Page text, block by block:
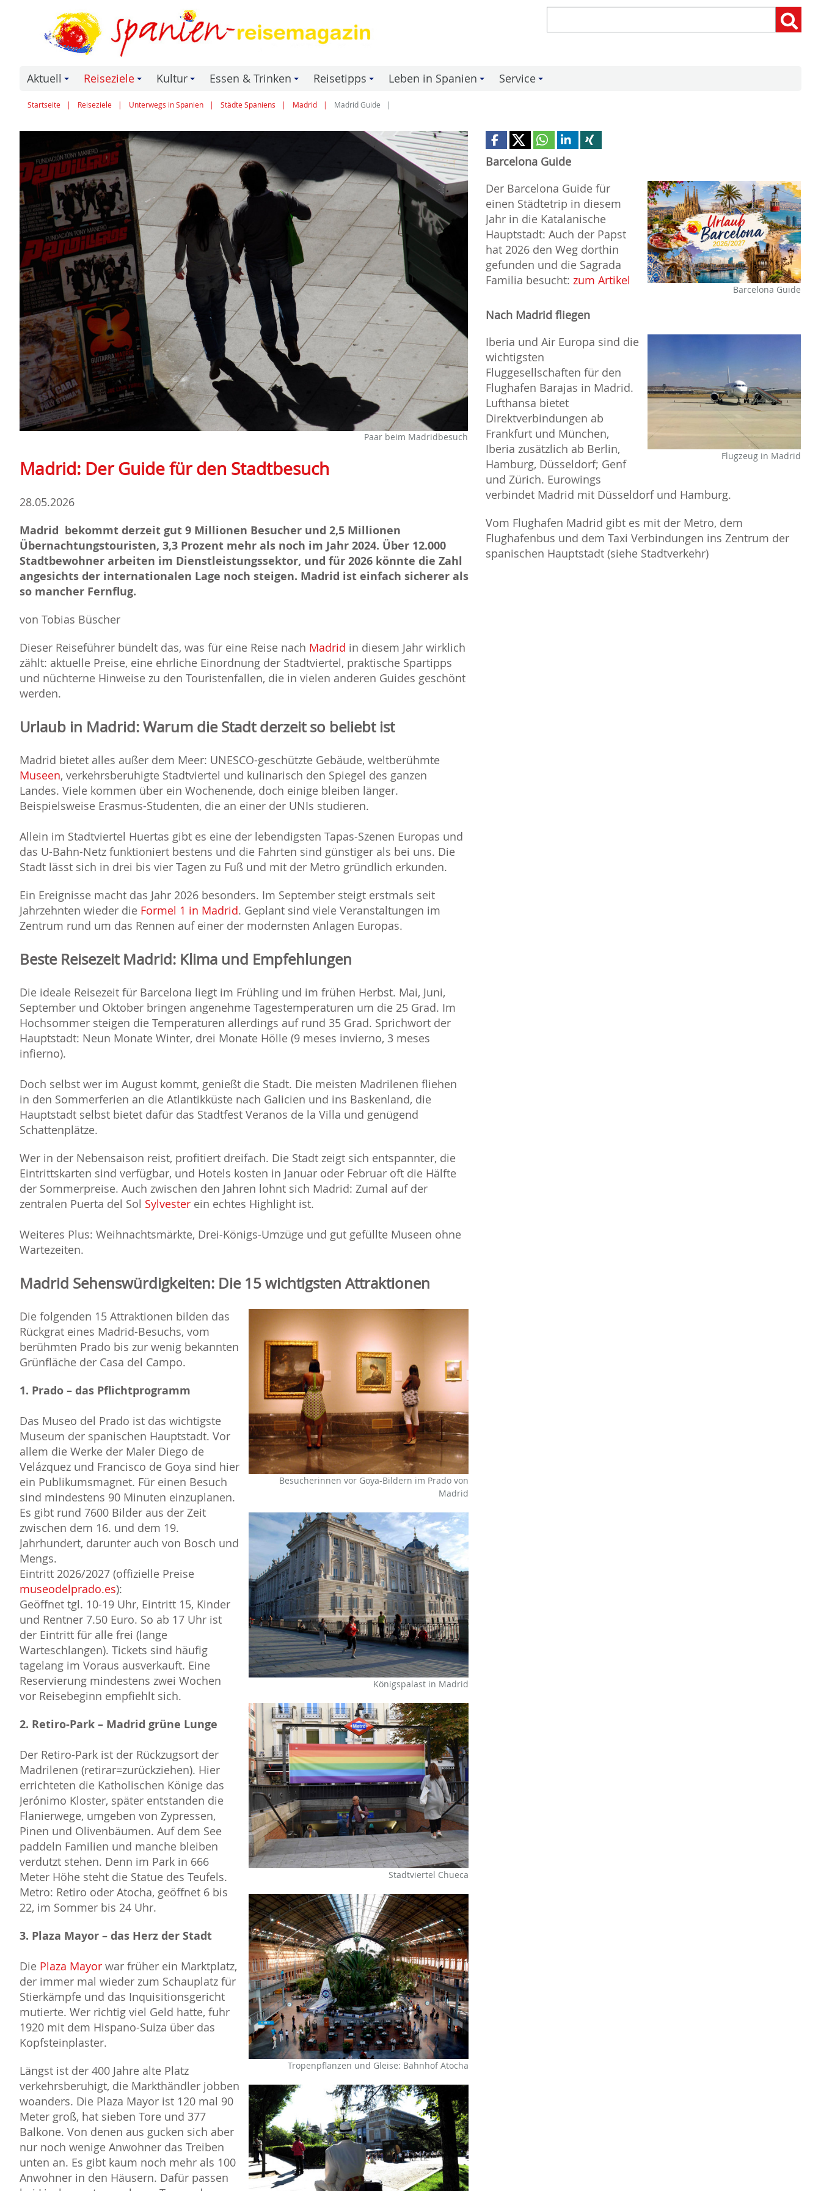
Suchen:
Aktuell Reiseziele Kultur Essen & Trinken Reisetipps Leben in Spanien Service
Startseite Reiseziele Unterwegs in Spanien Städte Spaniens Madrid Madrid Guide
Paar beim Madridbesuch
Madrid: Der Guide für den Stadtbesuch
28.05.2026
Madrid bekommt derzeit gut 9 Millionen Besucher und 2,5 Millionen
Übernachtungstouristen, 3,3 Prozent mehr als noch im Jahr 2024. Über 12.000
Stadtbewohner arbeiten im Dienstleistungssektor, und für 2026 könnte die Zahl
angesichts der internationalen Lage noch steigen. Madrid ist einfach sicherer als
so mancher Fernflug.
von Tobias Büscher
Dieser Reiseführer bündelt das, was für eine Reise nach Madrid in diesem Jahr wirklich
zählt: aktuelle Preise, eine ehrliche Einordnung der Stadtviertel, praktische Spartipps
und nüchterne Hinweise zu den Touristenfallen, die in vielen anderen Guides geschönt
werden.
Urlaub in Madrid: Warum die Stadt derzeit so beliebt ist
Madrid bietet alles außer dem Meer: UNESCO-geschützte Gebäude, weltberühmte
Museen, verkehrsberuhigte Stadtviertel und kulinarisch den Spiegel des ganzen
Landes. Viele kommen über ein Wochenende, doch einige bleiben länger.
Beispielsweise Erasmus-Studenten, die an einer der UNIs studieren.
Allein im Stadtviertel Huertas gibt es eine der lebendigsten Tapas-Szenen Europas und
das U-Bahn-Netz funktioniert bestens und die Fahrten sind günstiger als bei uns. Die
Stadt lässt sich in drei bis vier Tagen zu Fuß und mit der Metro gründlich erkunden.
Ein Ereignisse macht das Jahr 2026 besonders. Im September steigt erstmals seit
Jahrzehnten wieder die Formel 1 in Madrid. Geplant sind viele Veranstaltungen im
Zentrum rund um das Rennen auf einer der modernsten Anlagen Europas.
Beste Reisezeit Madrid: Klima und Empfehlungen
Die ideale Reisezeit für Barcelona liegt im Frühling und im frühen Herbst. Mai, Juni,
September und Oktober bringen angenehme Tagestemperaturen um die 25 Grad. Im
Hochsommer steigen die Temperaturen allerdings auf rund 35 Grad. Sprichwort der
Hauptstadt: Neun Monate Winter, drei Monate Hölle (9 meses invierno, 3 meses
infierno).
Doch selbst wer im August kommt, genießt die Stadt. Die meisten Madrilenen fliehen
in den Sommerferien an die Atlantikküste nach Galicien und ins Baskenland, die
Hauptstadt selbst bietet dafür das Stadtfest Veranos de la Villa und genügend
Schattenplätze.
Wer in der Nebensaison reist, profitiert dreifach. Die Stadt zeigt sich entspannter, die
Eintrittskarten sind verfügbar, und Hotels kosten in Januar oder Februar oft die Hälfte
der Sommerpreise. Auch zwischen den Jahren lohnt sich Madrid: Zumal auf der
zentralen Puerta del Sol Sylvester ein echtes Highlight ist.
Weiteres Plus: Weihnachtsmärkte, Drei-Königs-Umzüge und gut gefüllte Museen ohne
Wartezeiten.
Madrid Sehenswürdigkeiten: Die 15 wichtigsten Attraktionen
Besucherinnen vor Goya-Bildern im Prado von
Madrid
Königspalast in Madrid
Stadtviertel Chueca
Tropenpflanzen und Gleise: Bahnhof Atocha
Die folgenden 15 Attraktionen bilden das
Rückgrat eines Madrid-Besuchs, vom
berühmten Prado bis zur wenig bekannten
Grünfläche der Casa del Campo.
1. Prado – das Pflichtprogramm
Das Museo del Prado ist das wichtigste
Museum der spanischen Hauptstadt. Vor
allem die Werke der Maler Diego de
Velázquez und Francisco de Goya sind hier
ein Publikumsmagnet. Für einen Besuch
sind mindestens 90 Minuten einzuplanen.
Es gibt rund 7600 Bilder aus der Zeit
zwischen dem 16. und dem 19.
Jahrhundert, darunter auch von Bosch und
Mengs.
Eintritt 2026/2027 (offizielle Preise
museodelprado.es):
Geöffnet tgl. 10-19 Uhr, Eintritt 15, Kinder
und Rentner 7.50 Euro. So ab 17 Uhr ist
der Eintritt für alle frei (lange
Warteschlangen). Tickets sind häufig
tagelang im Voraus ausverkauft. Eine
Reservierung mindestens zwei Wochen
vor Reisebeginn empfiehlt sich.
2. Retiro-Park – Madrid grüne Lunge
Der Retiro-Park ist der Rückzugsort der
Madrilenen (retirar=zurückziehen). Hier
errichteten die Katholischen Könige das
Jerónimo Kloster, später entstanden die
Flanierwege, umgeben von Zypressen,
Pinen und Olivenbäumen. Auf dem See
paddeln Familien und manche bleiben
verdutzt stehen. Denn im Park in 666
Meter Höhe steht die Statue des Teufels.
Metro: Retiro oder Atocha, geöffnet 6 bis
22, im Sommer bis 24 Uhr.
3. Plaza Mayor – das Herz der Stadt
Die Plaza Mayor war früher ein Marktplatz,
der immer mal wieder zum Schauplatz für
Stierkämpfe und das Inquisitionsgericht
mutierte. Wer richtig viel Geld hatte, fuhr
1920 mit dem Hispano-Suiza über das
Kopfsteinplaster.
Längst ist der 400 Jahre alte Platz
verkehrsberuhigt, die Markthändler jobben
woanders. Die Plaza Mayor ist 120 mal 90
Meter groß, hat sieben Tore und 377
Balkone. Von denen aus gucken sich aber
nur noch wenige Anwohner das Treiben
unten an. Es gibt kaum noch mehr als 100
Anwohner in den Häusern. Dafür passen
Barcelona Guide
Barcelona Guide
Der Barcelona Guide für
einen Städtetrip in diesem
Jahr in die Katalanische
Hauptstadt: Auch der Papst
hat 2026 den Weg dorthin
gefunden und die Sagrada
Familia besucht: zum Artikel
Nach Madrid fliegen
Flugzeug in Madrid
Iberia und Air Europa sind die
wichtigsten
Fluggesellschaften für den
Flughafen Barajas in Madrid.
Lufthansa bietet
Direktverbindungen ab
Frankfurt und München,
Iberia zusätzlich ab Berlin,
Hamburg, Düsseldorf; Genf
und Zürich. Eurowings
verbindet Madrid mit Düsseldorf und Hamburg.
Vom Flughafen Madrid gibt es mit der Metro, dem
Flughafenbus und dem Taxi Verbindungen ins Zentrum der
spanischen Hauptstadt (siehe Stadtverkehr)